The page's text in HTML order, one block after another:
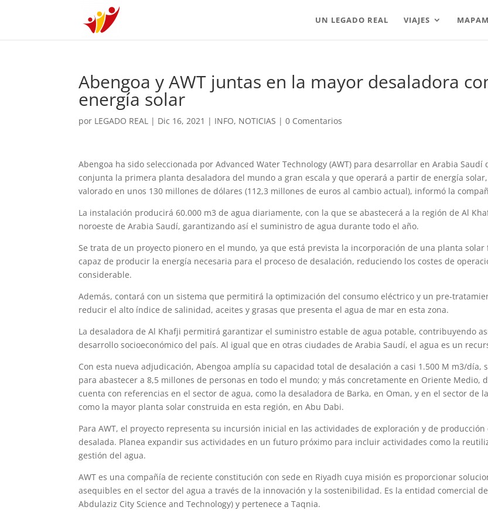
UN LEGADO REAL VIAJES
Abengoa y AWT juntas en la mayor desaladora
energía solar
por LEGADO REAL | Dic 16, 2021 | INFO, NOTICIAS |0 Comentarios
Abengoa ha sido seleccionada por Advanced Water Technology (AWT) para desarrollar en Arabia Saudí
conjunta la primera planta desaladora del mundo a gran escala y que operará a partir de energía
valorado en unos 130 millones de dólares (112,3 millones de euros al cambio actual), informó la
La instalación producirá 60.000 m3 de agua diariamente, con la que se abastecerá a la región de Al
noroeste de Arabia Saudí, garantizando así el suministro de agua durante todo el año.
Se trata de un proyecto pionero en el mundo, ya que está prevista la incorporación de una planta solar
capaz de producir la energía necesaria para el proceso de desalación, reduciendo los costes de
considerable.
Además, contará con un sistema que permitirá la optimización del consumo eléctrico y un pre-
reducir el alto índice de salinidad, aceites y grasas que presenta el agua de mar en esta zona.
La desaladora de Al Khafji permitirá garantizar el suministro estable de agua potable, contribuyendo
desarrollo socioeconómico del país. Al igual que en otras ciudades de Arabia Saudí, el agua es un
Con esta nueva adjudicación, Abengoa amplía su capacidad total de desalación a casi 1.500 M m3/día,
para abastecer a 8,5 millones de personas en todo el mundo; y más concretamente en Oriente Medio,
cuenta con referencias en el sector de agua, como la desaladora de Barka, en Oman, y en el sector de
como la mayor planta solar construida en esta región, en Abu Dabi.
Para AWT, el proyecto representa su incursión inicial en las actividades de exploración y de producción
desalada. Planea expandir sus actividades en un futuro próximo para incluir actividades como la
gestión del agua.
AWT es una compañía de reciente constitución con sede en Riyadh cuya misión es proporcionar
asequibles en el sector del agua a través de la innovación y la sostenibilidad. Es la entidad comercial de
Abdulaziz City Science and Technology) y pertenece a Taqnia.